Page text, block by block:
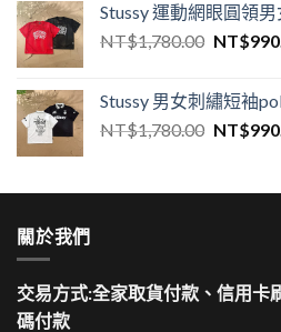
Stussy 運動網眼圓領
NT$1,780.00 NT$
Stussy 男女刺繡短袖
NT$1,780.00 NT$
關於我們
交易方式:全家取貨付款、信用卡
碼付款